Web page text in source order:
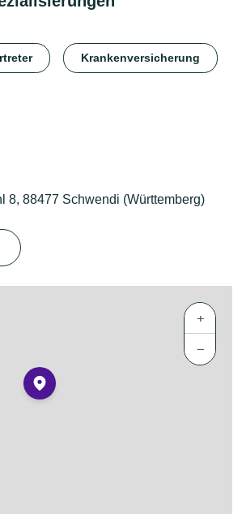
Krankenversicherung
8, 88477 Schwendi (Württemberg)
+
−